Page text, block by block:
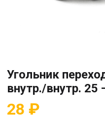
Угольник
внутр./внутр. 25
28 ₽